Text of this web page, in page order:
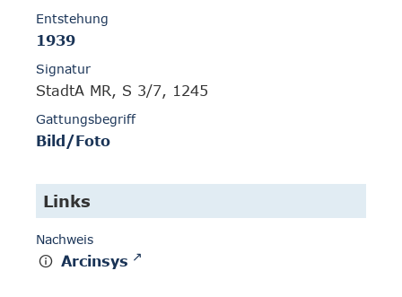
Entstehung
1939
Signatur
StadtA MR, S 3/7, 1245
Gattungsbegriff
Bild/Foto
Links
Nachweis
Arcinsys